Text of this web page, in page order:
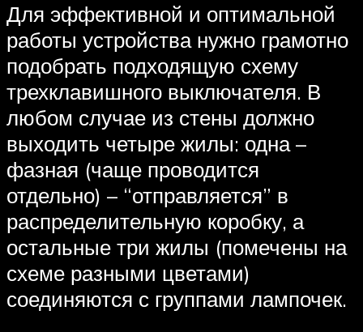
Для эффективной и оптимальной
работы устройства нужно грамотно
подобрать подходящую схему
трехклавишного выключателя. В
любом случае из стены должно
выходить четыре жилы: одна –
фазная (чаще проводится
отдельно) – “отправляется” в
распределительную коробку, а
остальные три жилы (помечены на
схеме разными цветами)
соединяются с группами лампочек.